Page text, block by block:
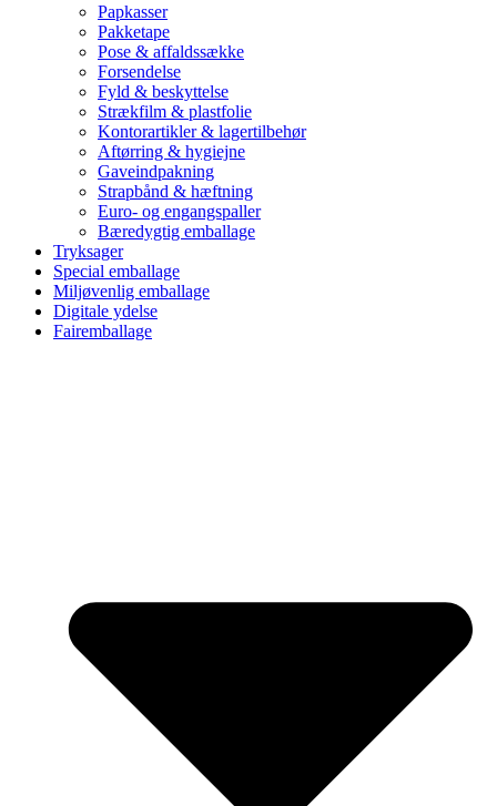
Papkasser
Pakketape
Pose & affaldssække
Forsendelse
Fyld & beskyttelse
Strækfilm & plastfolie
Kontorartikler & lagertilbehør
Aftørring & hygiejne
Gaveindpakning
Strapbånd & hæftning
Euro- og engangspaller
Bæredygtig emballage
Tryksager
Special emballage
Miljøvenlig emballage
Digitale ydelse
Fairemballage